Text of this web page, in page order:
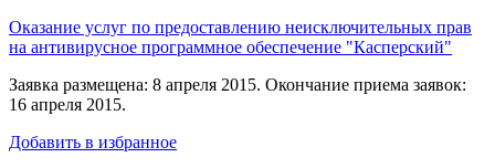
Оказание услуг по предоставлению неисключительных прав
на антивирусное программное обеспечение "Касперский"
Заявка размещена: 8 апреля 2015. Окончание приема заявок:
16 апреля 2015.
Добавить в избранное